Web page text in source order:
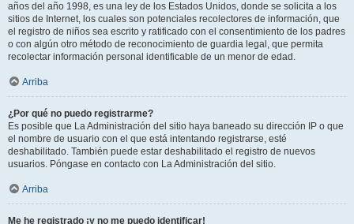
años del año 1998, es una ley de los Estados Unidos, donde se solicita a los
sitios de Internet, los cuales son potenciales recolectores de información, que
el registro de niños sea escrito y ratificado con el consentimiento de los padres
o con algún otro método de reconocimiento de guardia legal, que permita
recolectar información personal identificable de un menor de edad.
Arriba
¿Por qué no puedo registrarme?
Es posible que La Administración del sitio haya baneado su dirección IP o que
el nombre de usuario con el que está intentando registrarse, esté
deshabilitado. También puede estar deshabilitado el registro de nuevos
usuarios. Póngase en contacto con La Administración del sitio.
Arriba
Me he registrado ¡y no me puedo identificar!